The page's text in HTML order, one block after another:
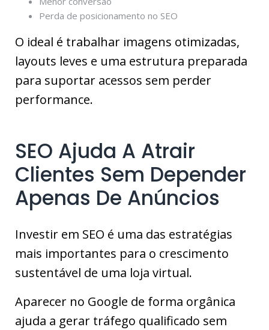
Perda de posicionamento no SEO
O ideal é trabalhar imagens otimizadas,
layouts leves e uma estrutura preparada
para suportar acessos sem perder
performance.
SEO Ajuda A Atrair
Clientes Sem Depender
Apenas De Anúncios
Investir em SEO é uma das estratégias
mais importantes para o crescimento
sustentável de uma loja virtual.
Aparecer no Google de forma orgânica
ajuda a gerar tráfego qualificado sem